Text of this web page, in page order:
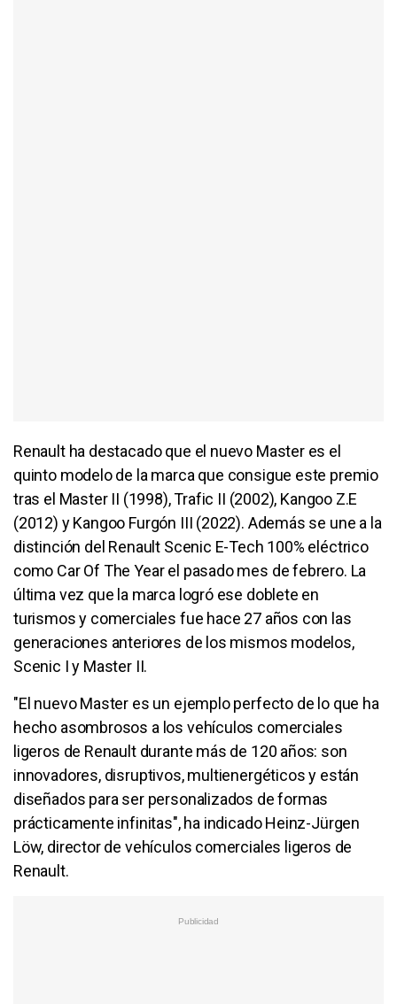
Renault ha destacado que el nuevo Master es el
quinto modelo de la marca que consigue este premio
tras el Master II (1998), Trafic II (2002), Kangoo Z.E
(2012) y Kangoo Furgón III (2022). Además se une a la
distinción del Renault Scenic E-Tech 100% eléctrico
como Car Of The Year el pasado mes de febrero. La
última vez que la marca logró ese doblete en
turismos y comerciales fue hace 27 años con las
generaciones anteriores de los mismos modelos,
Scenic I y Master II.
"El nuevo Master es un ejemplo perfecto de lo que ha
hecho asombrosos a los vehículos comerciales
ligeros de Renault durante más de 120 años: son
innovadores, disruptivos, multienergéticos y están
diseñados para ser personalizados de formas
prácticamente infinitas", ha indicado Heinz-Jürgen
Löw, director de vehículos comerciales ligeros de
Renault.